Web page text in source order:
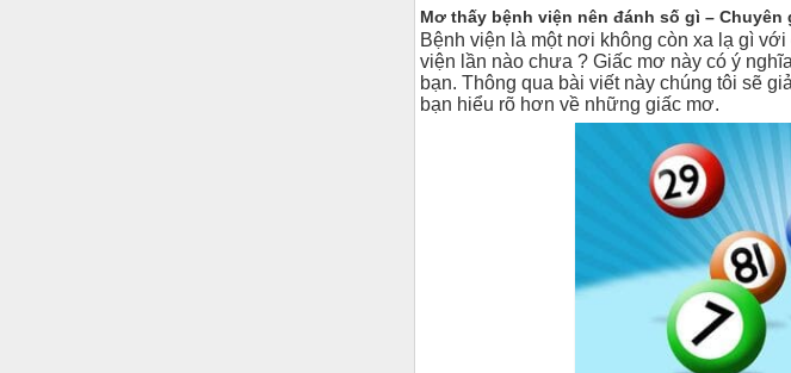
Mơ thấy bệnh viện nên đánh số gì – Chuyên
Bệnh viện là một nơi không còn xa lạ gì
viện lần nào chưa ? Giấc mơ này có ý
bạn. Thông qua bài viết này chúng tôi sẽ
bạn hiểu rõ hơn về những giấc mơ.